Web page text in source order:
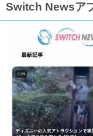
Switch Newsア